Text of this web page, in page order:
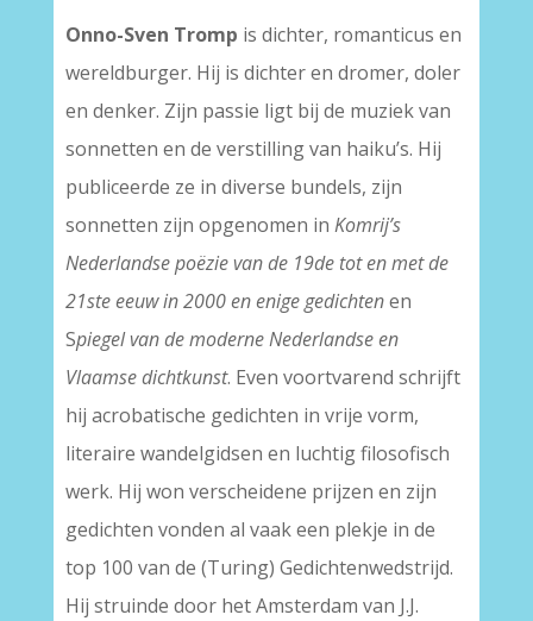
Onno-Sven Tromp is dichter, romanticus en
wereldburger. Hij is dichter en dromer, doler
en denker. Zijn passie ligt bij de muziek van
sonnetten en de verstilling van haiku’s. Hij
publiceerde ze in diverse bundels, zijn
sonnetten zijn opgenomen in Komrij’s
Nederlandse poëzie van de 19de tot en met de
21ste eeuw in 2000 en enige gedichtenen
Spiegel van de moderne Nederlandse en
Vlaamse dichtkunst. Even voortvarend schrijft
hij acrobatische gedichten in vrije vorm,
literaire wandelgidsen en luchtig filosofisch
werk. Hij won verscheidene prijzen en zijn
gedichten vonden al vaak een plekje in de
top 100 van de (Turing) Gedichtenwedstrijd.
Hij struinde door het Amsterdam van J.J.